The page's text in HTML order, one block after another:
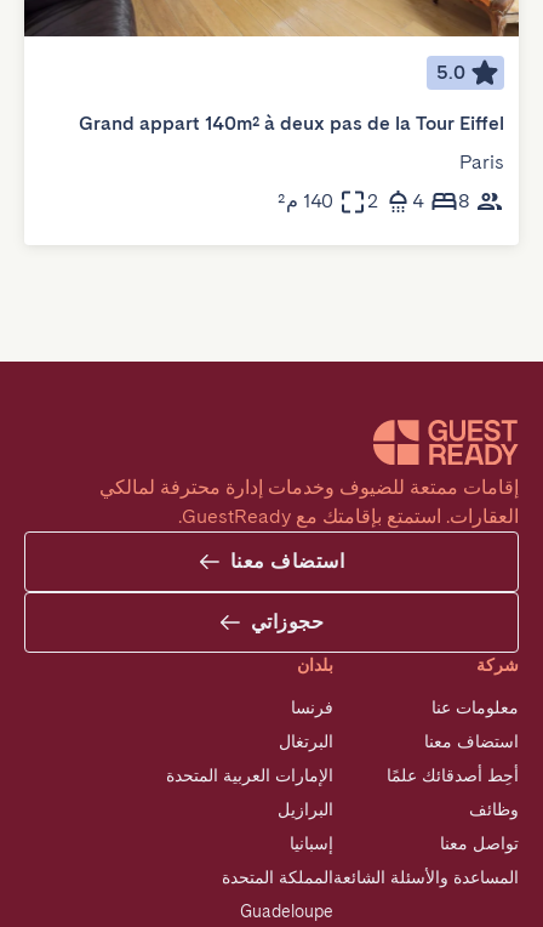
5.0
Grand appart 140m² à deux pas de la Tour Eiffel
Paris
8
4
2 140 م²
العقارات. استمتع بإقامتك مع GuestReady.
استضاف معنا
حجوزاتي
شركة
معلومات عنا
استضاف معنا
أحِط أصدقائك علمًا
وظائف
تواصل معنا
المساعدة والأسئلة الشائعة
بلدان
فرنسا
البرتغال
الإمارات العربية المتحدة
البرازيل
إسبانيا
المملكة المتحدة
Guadeloupe